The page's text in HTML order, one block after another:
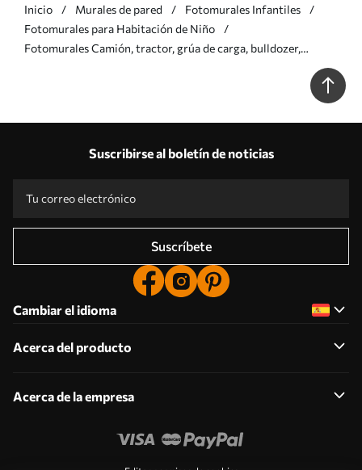
Inicio Murales de pared
Fotomurales Infantiles
Fotomurales para Habitación de Niño
Fotomurales Camión, tractor, grúa de carga, bulldozer,
Suscribirse al boletín de noticias
Suscríbete
Cambiar el idioma
Acerca del producto
Acerca de la empresa